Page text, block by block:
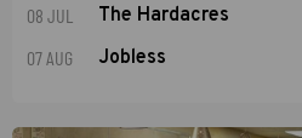
08 JUL The Hardacres
07 AUG Jobless